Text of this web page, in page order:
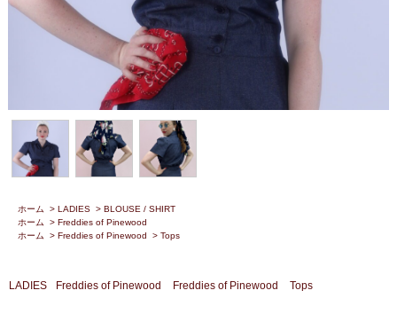
ホーム > LADIES > BLOUSE / SHIRT
ホーム
> Freddies of Pinewood
ホーム
> Freddies of Pinewood > Tops
LADIES Freddies of Pinewood Freddies of Pinewood Tops